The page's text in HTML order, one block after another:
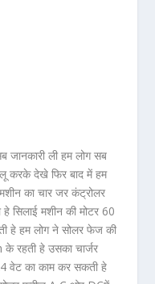
जानकारी ली हम लोग सब
करके देखे फिर बाद में हम
का चार जर कंट्रोलर
सिलाई मशीन की मोटर 60
हे हम लोग ने सोलर फेज की
के रहती हे उसका चार्जर
वेट का काम कर सकती हे